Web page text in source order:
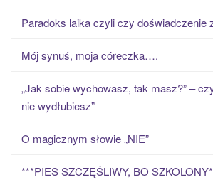
Paradoks laika czyli czy doświadczenie
Mój synuś, moja córeczka….
„Jak sobie wychowasz, tak masz?” –
nie wydłubiesz”
O magicznym słowie „NIE”
***PIES SZCZĘŚLIWY, BO